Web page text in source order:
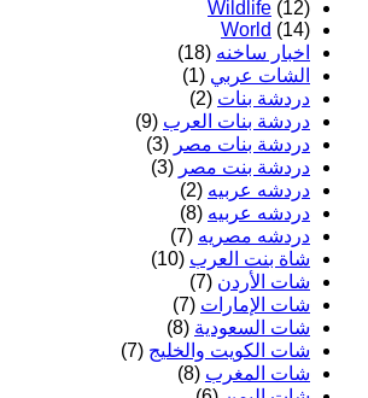
Wildlife (12)
World (14)
اخبار ساخنه (18)
الشات عربي (1)
دردشة بنات (2)
دردشة بنات العرب (9)
دردشة بنات مصر (3)
دردشة بنت مصر (3)
دردشه عربيه (2)
دردشه عربيه (8)
دردشه مصريه (7)
شاة بنت العرب (10)
شات الأردن (7)
شات الإمارات (7)
شات السعودية (8)
شات الكويت والخليج (7)
شات المغرب (8)